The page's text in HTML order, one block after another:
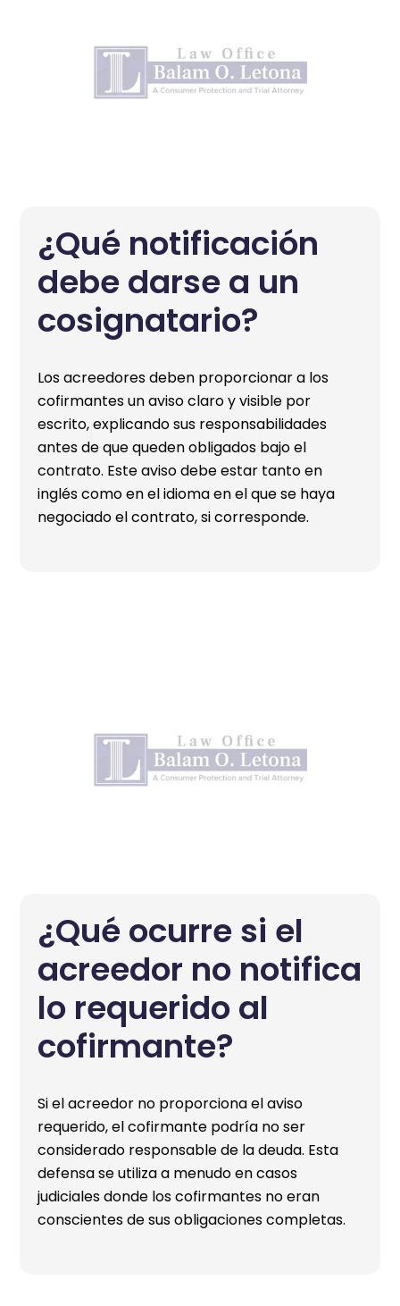
¿Qué notificación
debe darse a un
cosignatario?
Los acreedores deben proporcionar a los
cofirmantes un aviso claro y visible por
escrito, explicando sus responsabilidades
antes de que queden obligados bajo el
contrato. Este aviso debe estar tanto en
inglés como en el idioma en el que se haya
negociado el contrato, si corresponde.
¿Qué ocurre si el
acreedor no notifica
lo requerido al
cofirmante?
Si el acreedor no proporciona el aviso
requerido, el cofirmante podría no ser
considerado responsable de la deuda. Esta
defensa se utiliza a menudo en casos
judiciales donde los cofirmantes no eran
conscientes de sus obligaciones completas.